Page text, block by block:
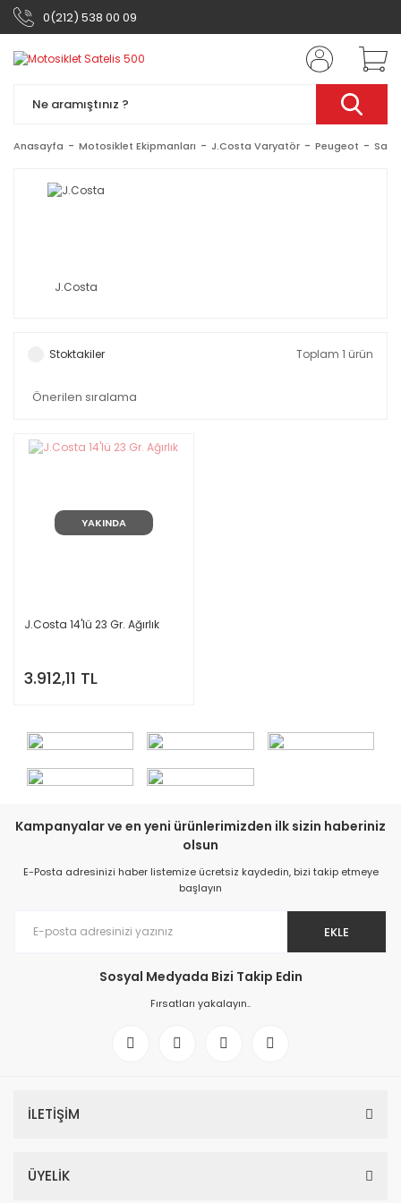
0(212) 538 00 09
Anasayfa Motosiklet Ekipmanları J.Costa Varyatör Peugeot
J.Costa
Stoktakiler Toplam 1 ürün
YAKINDA
J.Costa 14'lü 23 Gr. Ağırlık
3.912,11 TL
Kampanyalar ve en yeni ürünlerimizden ilk sizin haberiniz
olsun
E-Posta adresinizi haber listemize ücretsiz kaydedin, bizi takip etmeye
başlayın
EKLE
Sosyal Medyada Bizi Takip Edin
Fırsatları yakalayın..
İLETİŞİM
ÜYELİK